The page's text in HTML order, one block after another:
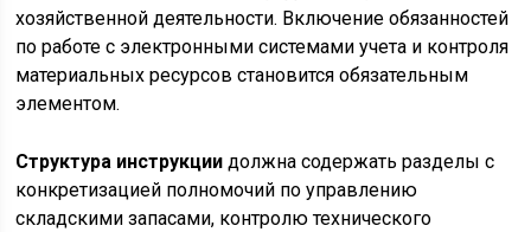
хозяйственной деятельности. Включение обязанностей
по работе с электронными системами учета и контроля
материальных ресурсов становится обязательным
элементом.
Структура инструкции должна содержать разделы с
конкретизацией полномочий по управлению
складскими запасами, контролю технического